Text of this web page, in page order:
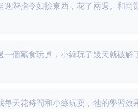
階指令如撿東西，花了兩週。和尚
個藏食玩具，小綠玩了幾天就破解
天花時間和小綠玩耍，牠的學習效